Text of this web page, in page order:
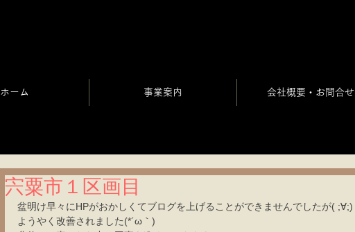
ホーム 事業案内 会社概要・お問合せ
宍粟市１区画目
盆明け早々にHPがおかしくてブログを上げることができませんでしたが( ;∀;)
ようやく改善されました(*´ω｀)